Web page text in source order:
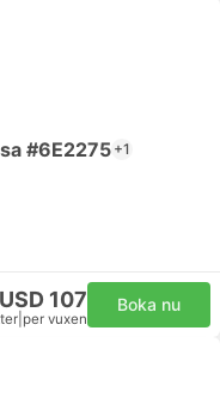
#6E2275 +1
USD 107
per vuxen
Boka nu